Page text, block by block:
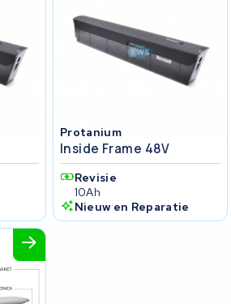
Protanium
Inside Frame 48V
Revisie
10Ah
Nieuw en Reparatie